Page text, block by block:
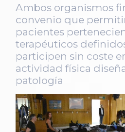
Ambos organismos
convenio que
pacientes
terapéuticos
participen sin coste
actividad física
patología